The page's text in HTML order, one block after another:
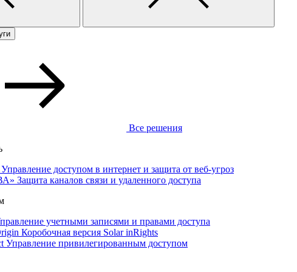
Все решения
Управление доступом в интернет и защита от веб-угроз
Защита каналов связи и удаленного доступа
учетными записями и правами доступа
Коробочная версия Solar inRights
Управление привилегированным доступом